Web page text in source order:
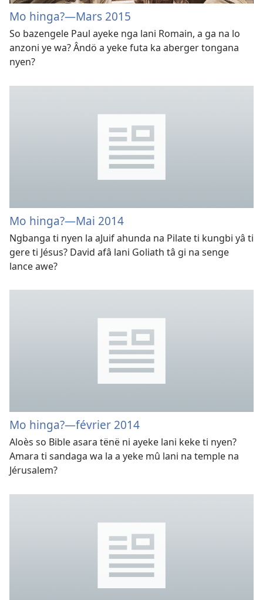
Mo hinga?—Mars 2015
So bazengele Paul ayeke nga lani Romain, a ga na lo
anzoni ye wa? Ândö a yeke futa ka aberger tongana
nyen?
Mo hinga?—Mai 2014
Ngbanga ti nyen la aJuif ahunda na Pilate ti kungbi yâ ti
gere ti Jésus? David afâ lani Goliath tâ gi na senge
lance awe?
Mo hinga?—février 2014
Aloès so Bible asara tënë ni ayeke lani keke ti nyen?
Amara ti sandaga wa la a yeke mû lani na temple na
Jérusalem?